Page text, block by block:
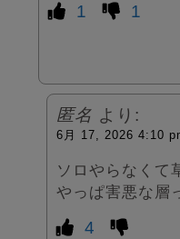
1 1
匿名 より:
6月 17, 2026 4:10
ソロやらなくて
やっぱ害悪な層
4